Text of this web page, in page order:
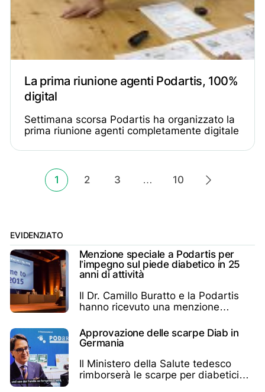
La prima riunione agenti Podartis, 100%
digital
Settimana scorsa Podartis ha organizzato la
prima riunione agenti completamente digitale
Paginazione
1 2 3 … 10
Pagina successiva
EVIDENZIATO
Menzione speciale a Podartis per
l’impegno sul piede diabetico in 25
anni di attività
Il Dr. Camillo Buratto e la Podartis
hanno ricevuto una menzione
Approvazione delle scarpe Diab in
Germania
Il Ministero della Salute tedesco
rimborserà le scarpe per diabetici